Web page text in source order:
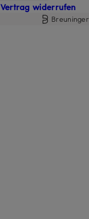
Vertrag widerrufen
Breuninger